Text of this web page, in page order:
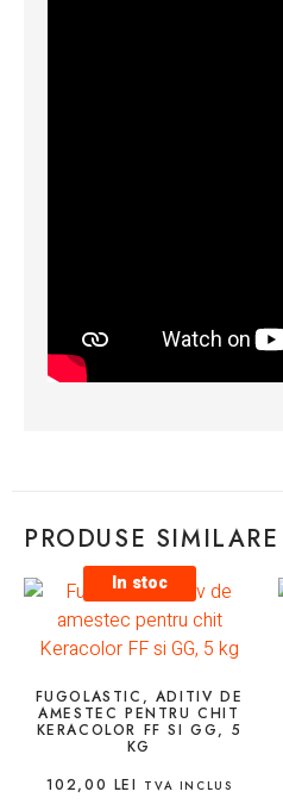
PRODUSE SIMILARE
In stoc
FUGOLASTIC, ADITIV DE
AMESTEC PENTRU CHIT
KERACOLOR FF SI GG, 5
KG
102,00 LEI TVA INCLUS